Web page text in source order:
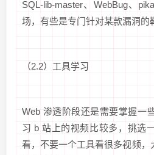
SQL-lib-master、WebBug、
场，有些是专门针对某款漏洞的
（2.2）工具学习
Web 渗透阶段还是需要掌握一
习 b 站上的视频比较多，挑选
看，不要一个工具看很多视频，